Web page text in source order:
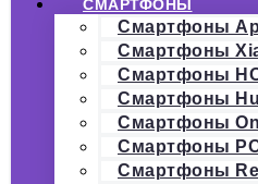
СМАРТФОНЫ
Смартфоны
Смартфоны
Смартфоны
Смартфоны
Смартфоны
Смартфоны
Смартфоны